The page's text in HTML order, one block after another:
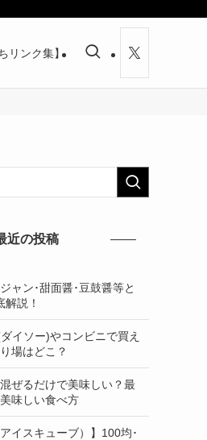
リンク集】
近の投稿
ャン･甜面醤･豆鼓醤等と
説！
イソー)やコンビニで買え
場はどこ？
ぜるだけで美味しい？最
味しい食べ方
イスキューブ）】100均･